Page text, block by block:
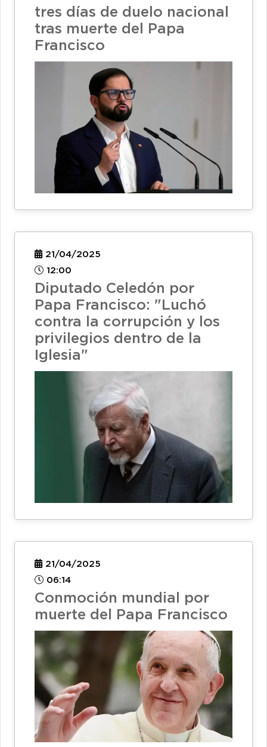
tres días de duelo nacional
tras muerte del Papa
Francisco
21/04/2025
12:00
Diputado Celedón por
Papa Francisco: "Luchó
contra la corrupción y los
privilegios dentro de la
Iglesia"
21/04/2025
06:14
Conmoción mundial por
muerte del Papa Francisco